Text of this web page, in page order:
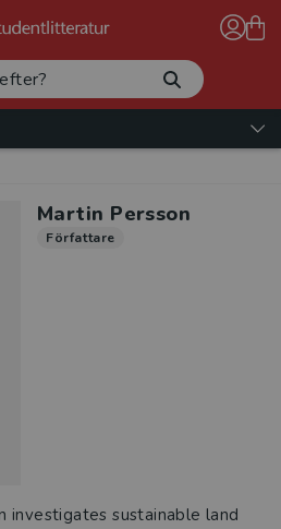
Martin Persson
Författare
investigates sustainable land